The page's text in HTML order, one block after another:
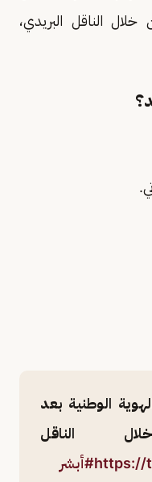
الناقل البريدي،
الوطنية بعد
الناقل
https://#أبشر